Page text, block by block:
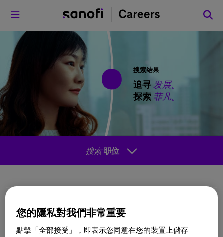
搜索结果
追寻 发展。
探索 菲凡。
搜索 职位
式您的隱私對我們非常重要
點擊「全部接受」，即表示您同意在您的裝置上儲存